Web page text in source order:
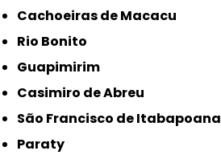
Cachoeiras de Macacu
Rio Bonito
Guapimirim
Casimiro de Abreu
São Francisco de Itabapoana
Paraty